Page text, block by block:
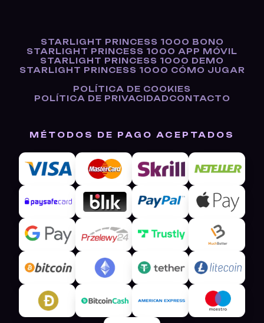
STARLIGHT PRINCESS 1000 BONO
STARLIGHT PRINCESS 1000 APP MÓVIL
STARLIGHT PRINCESS 1000 DEMO
STARLIGHT PRINCESS 1000 CÓMO JUGAR
POLÍTICA DE COOKIES
POLÍTICA DE PRIVACIDADCONTACTO
MÉTODOS DE PAGO ACEPTADOS